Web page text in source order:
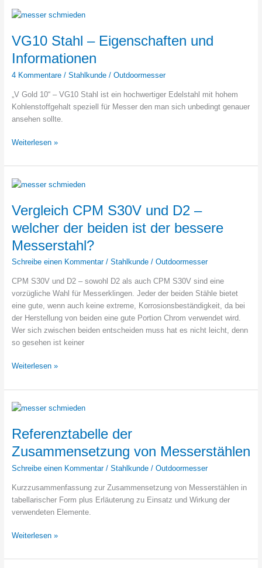
–
und
Informationen
VG10 Stahl – Eigenschaften und
Informationen
4 Kommentare / Stahlkunde/ Outdoormesser
„V Gold 10“ – VG10 Stahl ist ein hochwertiger Edelstahl mit hohem
Kohlenstoffgehalt speziell für Messer den man sich unbedingt genauer
ansehen sollte.
VG10
–
Eigenschaften
Weiterlesen »
Vergleich CPM S30V und D2 –
welcher der beiden ist der bessere
Messerstahl?
Schreibe einen Kommentar / Stahlkunde/ Outdoormesser
CPM S30V und D2 – sowohl D2 als auch CPM S30V sind eine
vorzügliche Wahl für Messerklingen. Jeder der beiden Stähle bietet
eine gute, wenn auch keine extreme, Korrosionsbeständigkeit, da bei
der Herstellung von beiden eine gute Portion Chrom verwendet wird.
Wer sich zwischen beiden entscheiden muss hat es nicht leicht, denn
so gesehen ist keiner
Vergleich
S30V
und
–
welcher
der
beiden
der
bessere
Messerstahl?
Weiterlesen »
Referenztabelle der
Zusammensetzung von Messerstählen
Schreibe einen Kommentar / Stahlkunde/ Outdoormesser
Kurzzusammenfassung zur Zusammensetzung von Messerstählen in
tabellarischer Form plus Erläuterung zu Einsatz und Wirkung der
verwendeten Elemente.
Referenztabelle
Zusammensetzung
Weiterlesen »